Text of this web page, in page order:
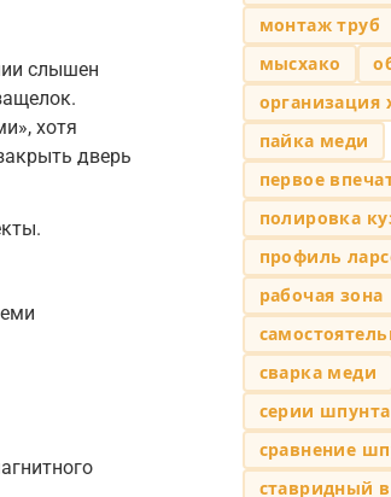
слышен
хотя
дверь
монтаж труб
мысхако
организация
пайка меди
первое
полировка
профиль
рабочая зона
сварка меди
серии шпунта
сравнение
ставридный